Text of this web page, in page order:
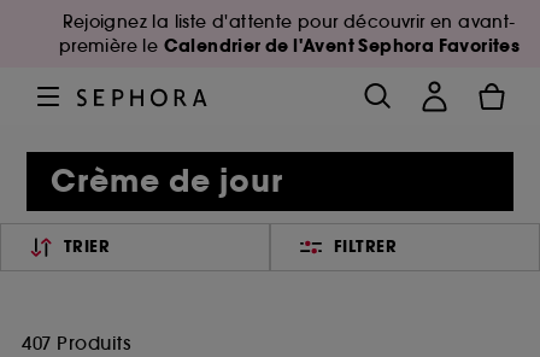
Rejoignez la liste d'attente pour découvrir en avant-
première le Calendrier de l'Avent Sephora Favorites
Crème de jour
TRIER FILTRER
407 Produits